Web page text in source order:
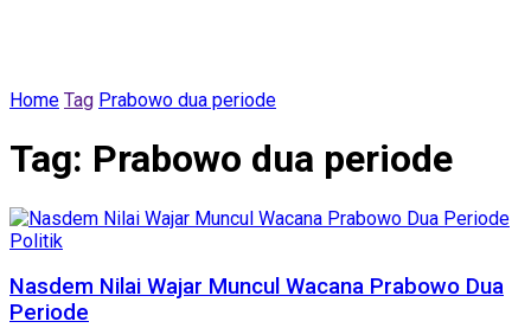
Home Tag Prabowo dua periode
Tag: Prabowo dua periode
Politik
Nasdem Nilai Wajar Muncul Wacana Prabowo Dua
Periode